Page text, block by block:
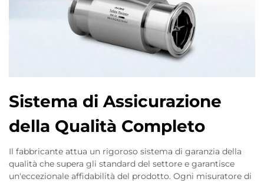
Sistema di Assicurazione
della Qualità Completo
Il fabbricante attua un rigoroso sistema di garanzia della
qualità che supera gli standard del settore e garantisce
un'eccezionale affidabilità del prodotto. Ogni misuratore di